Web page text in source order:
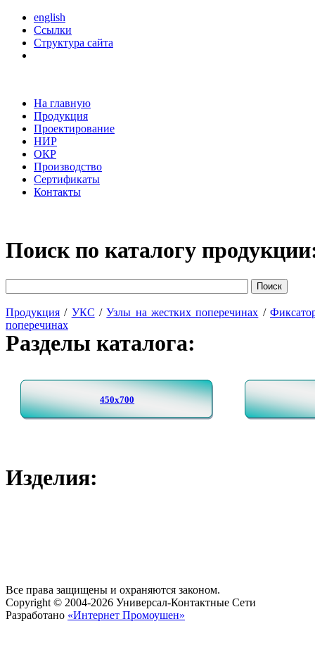
english
Ссылки
Структура сайта
На главную
Продукция
Проектирование
НИР
ОКР
Производство
Сертификаты
Контакты
Поиск по каталогу
Продукция / УКС /Узлы на жестких поперечинах /
поперечинах
Разделы каталога:
450х700
Изделия:
Все права защищены и охраняются законом.
Copyright © 2004-2026 Универсал-Контактные Сети
Разработано «Интернет Промоушен»